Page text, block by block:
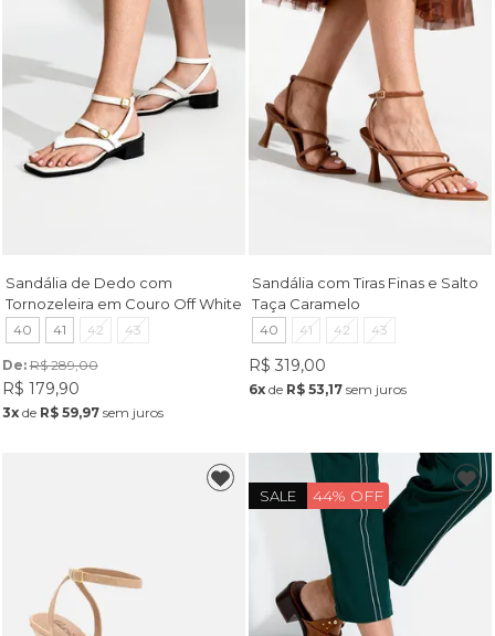
Sandália de Dedo com
Tornozeleira em Couro Off White
40 41 42 43
De: R$ 289,00
R$ 179,90
3xde R$ 59,97sem juros
Sandália com Tiras Finas e Salto
Taça Caramelo
40 41 42 43
R$ 319,00
6x de R$ 53,17 sem juros
SALE 44% OFF